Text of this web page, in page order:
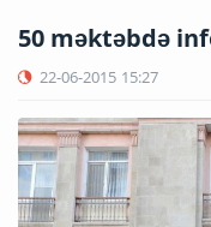
50 məktəbdə
22-06-2015 15:27